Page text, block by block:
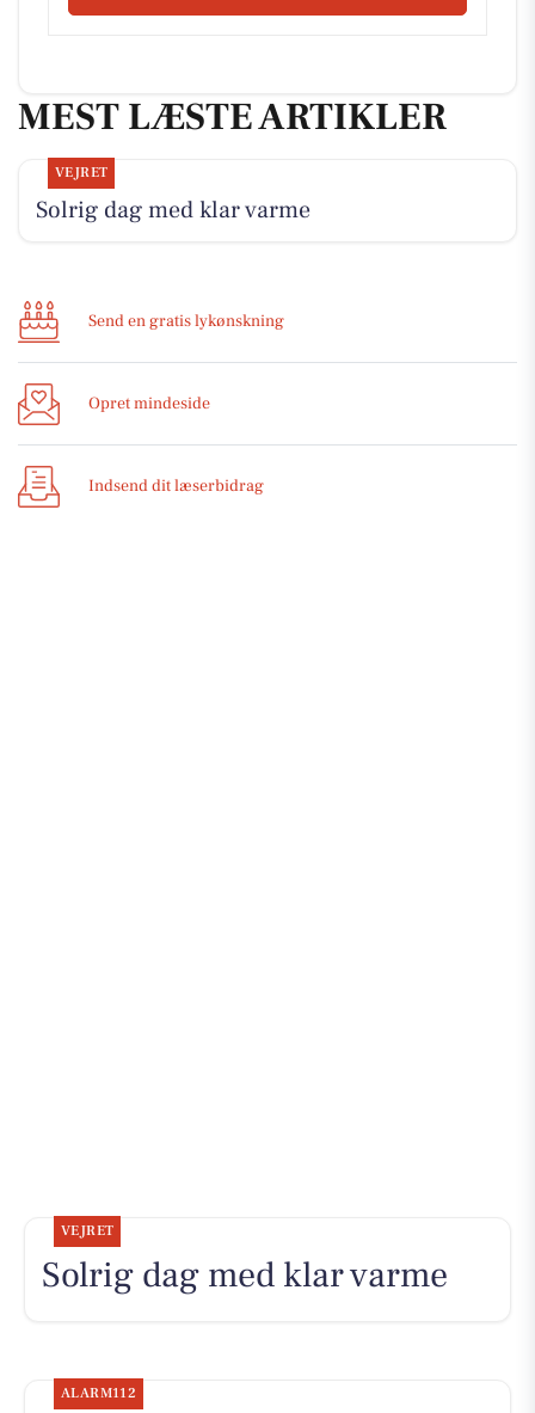
MEST LÆSTE ARTIKLER
VEJRET
Solrig dag med klar varme
Send en gratis lykønskning
Opret mindeside
Indsend dit læserbidrag
VEJRET
Solrig dag med klar varme
ALARM112